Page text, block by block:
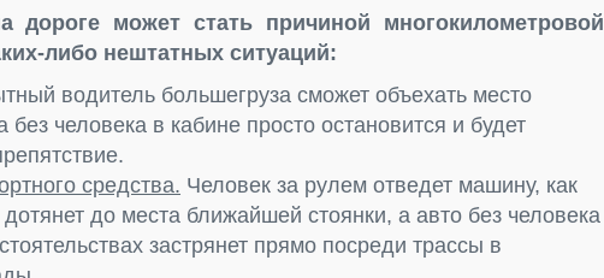
дороге может стать причиной многокилометровой
либо нештатных ситуаций:
водитель большегруза сможет объехать место
человека в кабине просто остановится и будет
средства. Человек за рулем отведет машину, как
до места ближайшей стоянки, а авто без человека
застрянет прямо посреди трассы в